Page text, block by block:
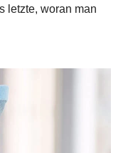
letzte, woran man